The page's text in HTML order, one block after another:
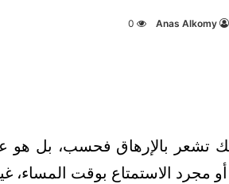
Anas Alkomy
0
تشعر بالإرهاق فحسب، بل هو
مجرد الاستمتاع بوقت المساء،